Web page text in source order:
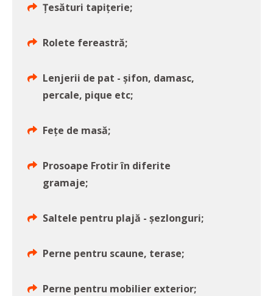
Țesături tapițerie;
Rolete fereastră;
Lenjerii de pat - șifon, damasc,
percale, pique etc;
Fețe de masă;
Prosoape Frotir în diferite
gramaje;
Saltele pentru plajă - șezlonguri;
Perne pentru scaune, terase;
Perne pentru mobilier exterior;